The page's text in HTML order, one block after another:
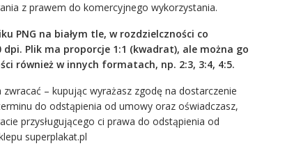
z prawem do komercyjnego wykorzystania.
PNG na białym tle, w rozdzielczności co
dpi. Plik ma proporcje 1:1 (kwadrat), ale można go
również w innych formatach, np. 2:3, 3:4, 4:5.
– kupując wyrażasz zgodę na dostarczenie
do odstąpienia od umowy oraz oświadczasz,
przysługującego ci prawa do odstąpienia od
superplakat.pl